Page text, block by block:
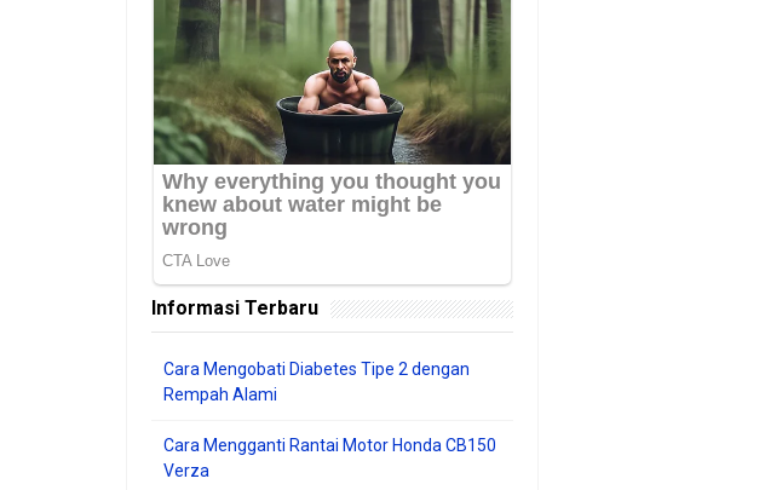
Informasi Terbaru
Cara Mengobati Diabetes Tipe 2 dengan
Rempah Alami
Cara Mengganti Rantai Motor Honda CB150
Verza